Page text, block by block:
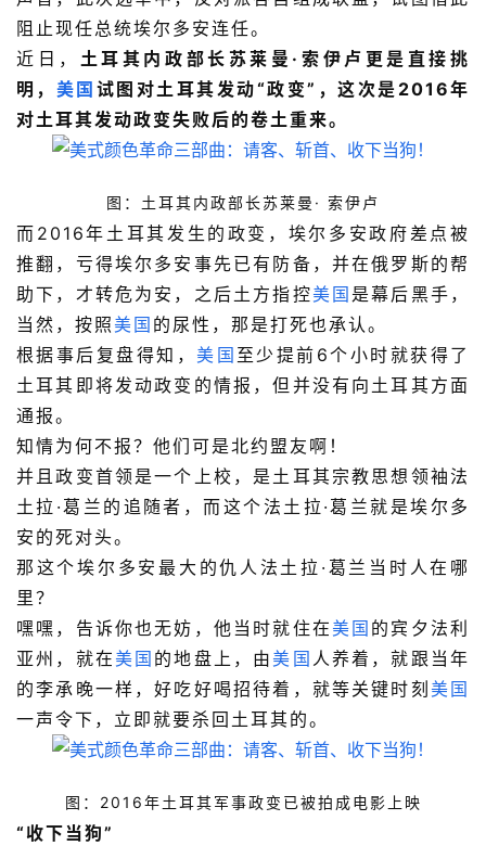
阻止现任总统埃尔多安连任。
近日， 土耳其内政部长苏莱曼·索伊卢更是直接挑
明， 美国 试图对土耳其发动“政变”，这次是2016年
对土耳其发动政变失败后的卷土重来。
图：土耳其内政部长苏莱曼· 索伊卢
而2016年土耳其发生的政变，埃尔多安政府差点被
推翻，亏得埃尔多安事先已有防备，并在俄罗斯的帮
助下，才转危为安，之后土方指控美国 是幕后黑手，
当然，按照美国 的尿性，那是打死也承认。
根据事后复盘得知，美国 至少提前6个小时就获得了
土耳其即将发动政变的情报，但并没有向土耳其方面
通报。
知情为何不报？他们可是北约盟友啊！
并且政变首领是一个上校，是土耳其宗教思想领袖法
土拉·葛兰的追随者，而这个法土拉·葛兰就是埃尔多
安的死对头。
那这个埃尔多安最大的仇人法土拉·葛兰当时人在哪
里？
嘿嘿，告诉你也无妨，他当时就住在美国 的宾夕法利
亚州，就在美国 的地盘上，由美国 人养着，就跟当年
的李承晚一样，好吃好喝招待着，就等关键时刻 美国
一声令下，立即就要杀回土耳其的。
图：2016年土耳其军事政变已被拍成电影上映
“收下当狗”